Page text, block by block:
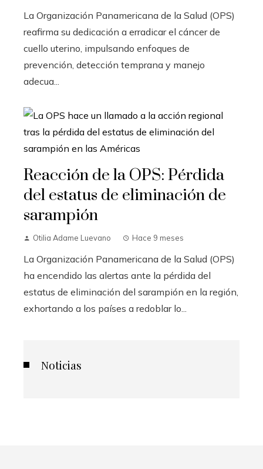
La Organización Panamericana de la Salud (OPS)
reafirma su dedicación a erradicar el cáncer de
cuello uterino, impulsando enfoques de
prevención, detección temprana y manejo
adecua...
Reacción de la OPS: Pérdida
del estatus de eliminación de
sarampión
Otilia Adame Luevano Hace 9 meses
La Organización Panamericana de la Salud (OPS)
ha encendido las alertas ante la pérdida del
estatus de eliminación del sarampión en la región,
exhortando a los países a redoblar lo...
Noticias